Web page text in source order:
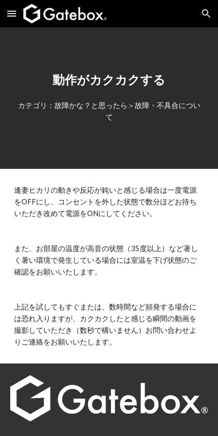
Skip to main content Skip to navigation
動作がカクカクする
カテゴリ：故障かな？と思ったら＞故障・不具合につい
て
逢妻ヒカリの動きや反応が鈍いと感じる場合は一度電源
をOFFにし、コンセントを外した状態で数分ほどお待ち
いただき改めて電源をONにしてください。
また、お部屋の温度が高音の状態（35度以上）など著し
く暑い環境で発生している場合には室温を下げ状態のご
確認をお願いいたします。
上記を試してもすぐまたは、数時間など頻発する場合に
は恐れ入りますが、カクカクしたと感じる瞬間の動画を
撮影していただき（数秒で構いません）お問い合わせよ
りご連絡をお願いいたします。